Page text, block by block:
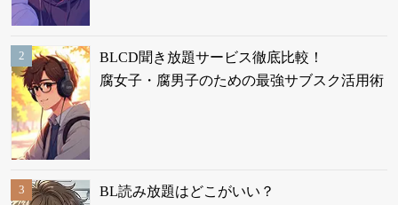
BLCD聞き放題サービス徹底比較！
腐女子・腐男子のための最強サブスク活用術
BL読み放題はどこがいい？